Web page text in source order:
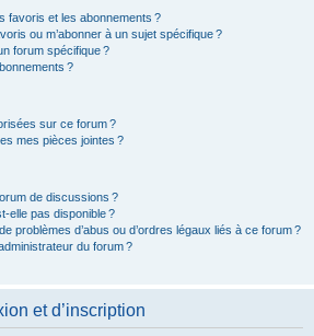
favoris et les abonnements ?
ou m’abonner à un sujet spécifique ?
forum spécifique ?
?
sur ce forum ?
mes pièces jointes ?
de discussions ?
elle pas disponible ?
problèmes d’abus ou d’ordres légaux liés à ce forum ?
du forum ?
et d’inscription